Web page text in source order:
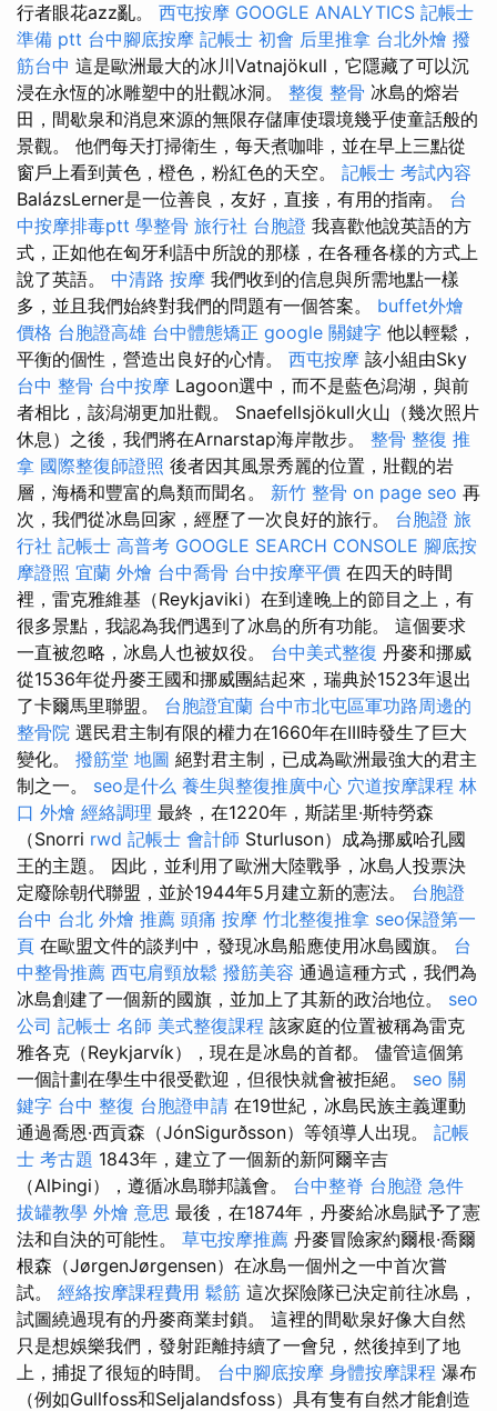
行者眼花azz亂。 西屯按摩 GOOGLE ANALYTICS 記帳士
準備 ptt 台中腳底按摩 記帳士 初會 后里推拿 台北外燴 撥
筋台中 這是歐洲最大的冰川Vatnajökull，它隱藏了可以沉
浸在永恆的冰雕塑中的壯觀冰洞。 整復 整骨 冰島的熔岩
田，間歇泉和消息來源的無限存儲庫使環境幾乎使童話般的
景觀。 他們每天打掃衛生，每天煮咖啡，並在早上三點從
窗戶上看到黃色，橙色，粉紅色的天空。 記帳士 考試內容
BalázsLerner是一位善良，友好，直接，有用的指南。 台
中按摩排毒ptt 學整骨 旅行社 台胞證 我喜歡他說英語的方
式，正如他在匈牙利語中所說的那樣，在各種各樣的方式上
說了英語。 中清路 按摩 我們收到的信息與所需地點一樣
多，並且我們始終對我們的問題有一個答案。 buffet外燴
價格 台胞證高雄 台中體態矯正 google 關鍵字 他以輕鬆，
平衡的個性，營造出良好的心情。 西屯按摩 該小組由Sky
台中 整骨 台中按摩 Lagoon選中，而不是藍色潟湖，與前
者相比，該潟湖更加壯觀。 Snaefellsjökull火山（幾次照片
休息）之後，我們將在Arnarstap海岸散步。 整骨 整復 推
拿 國際整復師證照 後者因其風景秀麗的位置，壯觀的岩
層，海橋和豐富的鳥類而聞名。 新竹 整骨 on page seo 再
次，我們從冰島回家，經歷了一次良好的旅行。 台胞證 旅
行社 記帳士 高普考 GOOGLE SEARCH CONSOLE 腳底按
摩證照 宜蘭 外燴 台中喬骨 台中按摩平價 在四天的時間
裡，雷克雅維基（Reykjaviki）在到達晚上的節目之上，有
很多景點，我認為我們遇到了冰島的所有功能。 這個要求
一直被忽略，冰島人也被奴役。 台中美式整復 丹麥和挪威
從1536年從丹麥王國和挪威團結起來，瑞典於1523年退出
了卡爾馬里聯盟。 台胞證宜蘭 台中市北屯區軍功路周邊的
整骨院 選民君主制有限的權力在1660年在III時發生了巨大
變化。 撥筋堂 地圖 絕對君主制，已成為歐洲最強大的君主
制之一。 seo是什么 養生與整復推廣中心 穴道按摩課程 林
口 外燴 經絡調理 最終，在1220年，斯諾里·斯特勞森
（Snorri rwd 記帳士 會計師 Sturluson）成為挪威哈孔國
王的主題。 因此，並利用了歐洲大陸戰爭，冰島人投票決
定廢除朝代聯盟，並於1944年5月建立新的憲法。 台胞證
台中 台北 外燴 推薦 頭痛 按摩 竹北整復推拿 seo保證第一
頁 在歐盟文件的談判中，發現冰島船應使用冰島國旗。 台
中整骨推薦 西屯肩頸放鬆 撥筋美容 通過這種方式，我們為
冰島創建了一個新的國旗，並加上了其新的政治地位。 seo
公司 記帳士 名師 美式整復課程 該家庭的位置被稱為雷克
雅各克（Reykjarvík），現在是冰島的首都。 儘管這個第
一個計劃在學生中很受歡迎，但很快就會被拒絕。 seo 關
鍵字 台中 整復 台胞證申請 在19世紀，冰島民族主義運動
通過喬恩·西貢森（JónSigurðsson）等領導人出現。 記帳
士 考古題 1843年，建立了一個新的新阿爾辛吉
（AlÞingi），遵循冰島聯邦議會。 台中整脊 台胞證 急件
拔罐教學 外燴 意思 最後，在1874年，丹麥給冰島賦予了憲
法和自決的可能性。 草屯按摩推薦 丹麥冒險家約爾根·喬爾
根森（JørgenJørgensen）在冰島一個州之一中首次嘗
試。 經絡按摩課程費用 鬆筋 這次探險隊已決定前往冰島，
試圖繞過現有的丹麥商業封鎖。 這裡的間歇泉好像大自然
只是想娛樂我們，發射距離持續了一會兒，然後掉到了地
上，捕捉了很短的時間。 台中腳底按摩 身體按摩課程 瀑布
（例如Gullfoss和Seljalandsfoss）具有隻有自然才能創造